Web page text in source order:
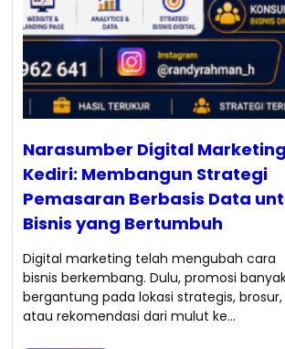
Narasumber Digital Marketing
Kediri: Membangun Strategi
Pemasaran Berbasis Data
Bisnis yang Bertumbuh
Digital marketing telah mengubah cara
bisnis berkembang. Dulu, promosi
bergantung pada lokasi strategis, brosur,
atau rekomendasi dari mulut ke…